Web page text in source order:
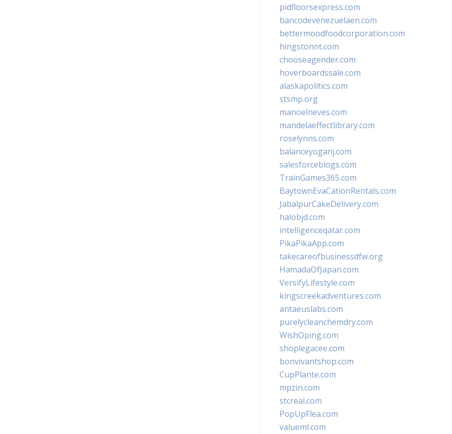
pidfloorsexpress.com
bancodevenezuelaen.com
bettermoodfoodcorporation.com
hingstonnt.com
chooseagender.com
hoverboardssale.com
alaskapolitics.com
stsmp.org
manoelneves.com
mandelaeffectlibrary.com
roselynns.com
balanceyoganj.com
salesforceblogs.com
TrainGames365.com
BaytownEvaCationRentals.com
JabalpurCakeDelivery.com
halobjd.com
intelligenceqatar.com
PikaPikaApp.com
takecareofbusinessdfw.org
HamadaOfJapan.com
VersifyLifestyle.com
kingscreekadventures.com
antaeuslabs.com
purelycleanchemdry.com
WishOping.com
shoplegacee.com
bonvivantshop.com
CupPlante.com
mpzin.com
stcreal.com
PopUpFlea.com
valueml.com